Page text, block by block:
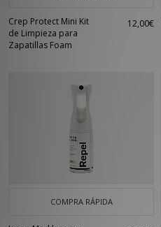
Crep Protect Mini Kit
de Limpieza para
Zapatillas Foam
12,00€
COMPRA RÁPIDA